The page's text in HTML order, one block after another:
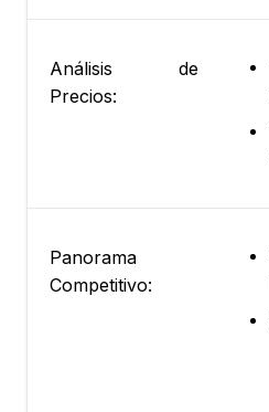
Análisis de
Precios:
Panorama
Competitivo: